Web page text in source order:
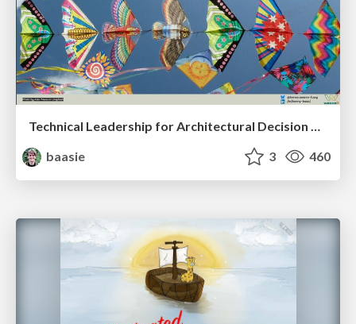
Technical Leadership for Architectural Decision Making
baasie
3 460